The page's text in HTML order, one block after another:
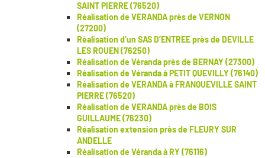
SAINT PIERRE (76520)
Réalisation de VERANDA près de VERNON
(27200)
Réalisation d’un SAS D’ENTREE près de DEVILLE
LES ROUEN (76250)
Réalisation de Véranda près de BERNAY (27300)
Réalisation de Véranda à PETIT QUEVILLY (76140)
Réalisation de VERANDA à FRANQUEVILLE SAINT
PIERRE (76520)
Réalisation de VERANDA près de BOIS
GUILLAUME (76230)
Réalisation extension près de FLEURY SUR
ANDELLE
Réalisation de Véranda à RY (76116)